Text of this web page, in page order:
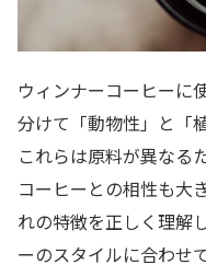
ウィンナーコーヒーに
分けて「動物性」と「
これらは原料が異なる
コーヒーとの相性も大
れの特徴を正しく理解
ーのスタイルに合わせ